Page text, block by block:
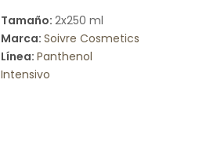
Tamaño: 2x250 ml
Marca: Soivre Cosmetics
Línea: Panthenol
Intensivo